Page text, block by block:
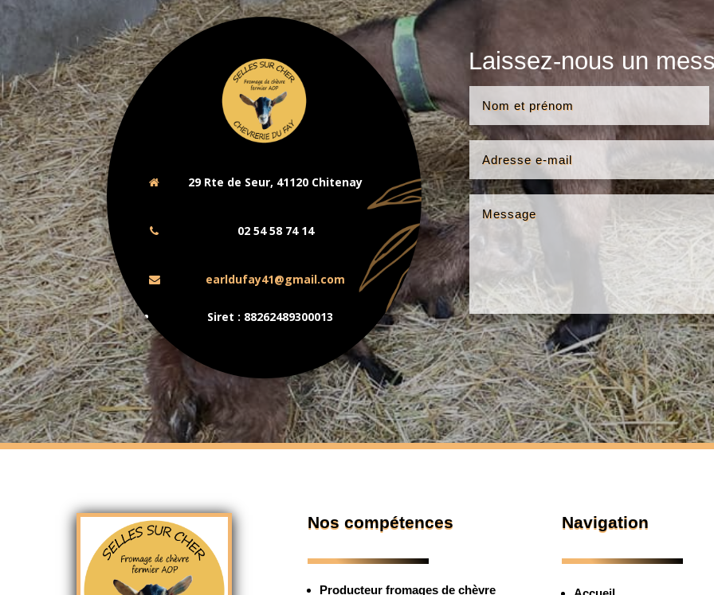
29 Rte de Seur, 41120 Chitenay
02 54 58 74 14
earldufay41@gmail.com
Siret : 88262489300013
Laissez-nous un
Alternative:
Nos compétences
Producteur fromages de chèvre
Navigation